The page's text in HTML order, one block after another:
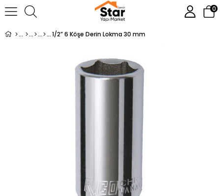
0
1/2” 6 Köşe Derin Lokma 30 mm